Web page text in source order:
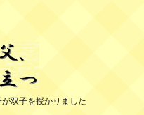
双子を授かりました